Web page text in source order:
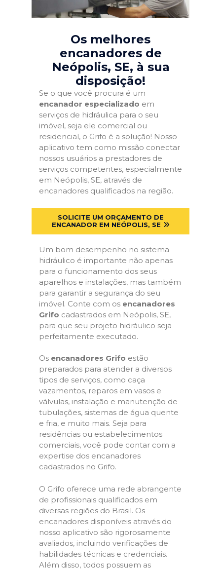
Os melhores
encanadores de
Neópolis, SE, à sua
disposição!
Se o que você procura é um
encanador especializado em
serviços de hidráulica para o seu
imóvel, seja ele comercial ou
residencial, o Grifo é a solução! Nosso
aplicativo tem como missão conectar
nossos usuários a prestadores de
serviços competentes, especialmente
em Neópolis, SE, através de
encanadores qualificados na região.
SOLICITE UM ORÇAMENTO DE
ENCANADOR EM NEÓPOLIS, SE
Um bom desempenho no sistema
hidráulico é importante não apenas
para o funcionamento dos seus
aparelhos e instalações, mas também
para garantir a segurança do seu
imóvel. Conte com os encanadores
Grifo cadastrados em Neópolis, SE,
para que seu projeto hidráulico seja
perfeitamente executado.
Os encanadores Grifo estão
preparados para atender a diversos
tipos de serviços, como caça
vazamentos, reparos em vasos e
válvulas, instalação e manutenção de
tubulações, sistemas de água quente
e fria, e muito mais. Seja para
residências ou estabelecimentos
comerciais, você pode contar com a
expertise dos encanadores
cadastrados no Grifo.
O Grifo oferece uma rede abrangente
de profissionais qualificados em
diversas regiões do Brasil. Os
encanadores disponíveis através do
nosso aplicativo são rigorosamente
avaliados, incluindo verificações de
habilidades técnicas e credenciais.
Além disso, todos possuem as